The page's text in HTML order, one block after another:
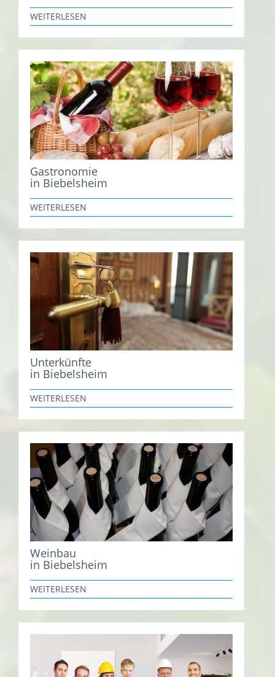
WEITERLESEN
Gastronomie
in Biebelsheim
WEITERLESEN
Unterkünfte
in Biebelsheim
WEITERLESEN
Weinbau
in Biebelsheim
WEITERLESEN